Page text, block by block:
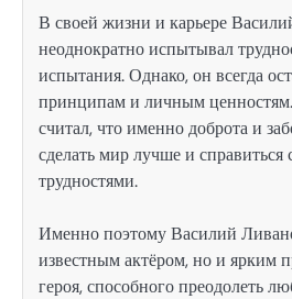
В своей жизни и карьере
неоднократно испытывал
испытания. Однако, он всегда
принципам и личным
считал, что именно доброта и
сделать мир лучше и
трудностями.
Именно поэтому Василий
известным актёром, но и ярким
героя, способного преодолеть